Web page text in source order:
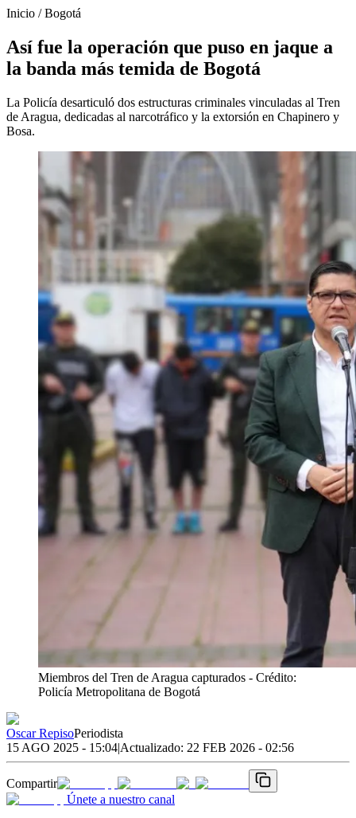
Inicio /Bogotá
Así fue la operación que puso en jaque a
la banda más temida de Bogotá
La Policía desarticuló dos estructuras criminales vinculadas al Tren
de Aragua, dedicadas al narcotráfico y la extorsión en Chapinero y
Bosa.
Miembros del Tren de Aragua capturados - Crédito:
Policía Metropolitana de Bogotá
Oscar RepisoPeriodista
15 AGO 2025 - 15:04|Actualizado: 22 FEB 2026 - 02:56
Compartir
Únete a nuestro canal